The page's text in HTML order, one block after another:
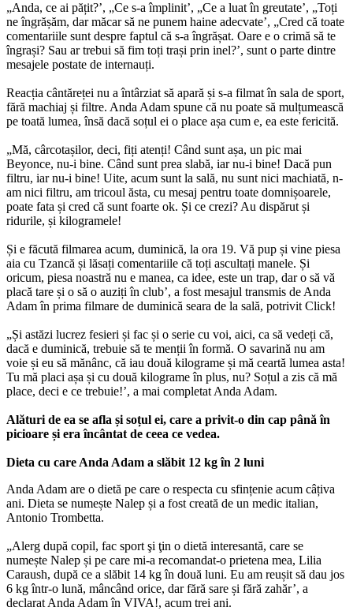
„Anda, ce ai pățit?’, „Ce s-a împlinit’, „Ce a luat în greutate’, „Toți
ne îngrășăm, dar măcar să ne punem haine adecvate’, „Cred că toate
comentariile sunt despre faptul că s-a îngrășat. Oare e o crimă să te
îngrași? Sau ar trebui să fim toți trași prin inel?’, sunt o parte dintre
mesajele postate de internauți.
Reacția cântăreței nu a întârziat să apară și s-a filmat în sala de sport,
fără machiaj și filtre. Anda Adam spune că nu poate să mulțumească
pe toată lumea, însă dacă soțul ei o place așa cum e, ea este fericită.
„Mă, cârcotașilor, deci, fiți atenți! Când sunt așa, un pic mai
Beyonce, nu-i bine. Când sunt prea slabă, iar nu-i bine! Dacă pun
filtru, iar nu-i bine! Uite, acum sunt la sală, nu sunt nici machiată, n-
am nici filtru, am tricoul ăsta, cu mesaj pentru toate domnișoarele,
poate fata și cred că sunt foarte ok. Și ce crezi? Au dispărut și
ridurile, și kilogramele!
Și e făcută filmarea acum, duminică, la ora 19. Vă pup și vine piesa
aia cu Tzancă și lăsați comentariile că toți ascultați manele. Și
oricum, piesa noastră nu e manea, ca idee, este un trap, dar o să vă
placă tare și o să o auziți în club’, a fost mesajul transmis de Anda
Adam în prima filmare de duminică seara de la sală, potrivit Click!
„Și astăzi lucrez fesieri și fac și o serie cu voi, aici, ca să vedeți că,
dacă e duminică, trebuie să te menții în formă. O savarină nu am
voie și eu să mănânc, că iau două kilograme și mă ceartă lumea asta!
Tu mă placi așa și cu două kilograme în plus, nu? Soțul a zis că mă
place, deci e ce trebuie!’, a mai completat Anda Adam.
Alături de ea se afla și soțul ei, care a privit-o din cap până în
picioare și era încântat de ceea ce vedea.
Dieta cu care Anda Adam a slăbit 12 kg în 2 luni
Anda Adam are o dietă pe care o respecta cu sfințenie acum câțiva
ani. Dieta se numește Nalep și a fost creată de un medic italian,
Antonio Trombetta.
„Alerg după copil, fac sport şi ţin o dietă interesantă, care se
numește Nalep și pe care mi-a recomandat-o prietena mea, Lilia
Caraush, după ce a slăbit 14 kg în două luni. Eu am reușit să dau jos
6 kg într-o lună, mâncând orice, dar fără sare și fără zahăr’, a
declarat Anda Adam în VIVA!, acum trei ani.